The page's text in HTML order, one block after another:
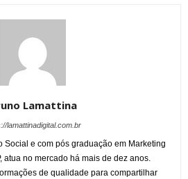
Lamattina
lamattinadigital.com.br
Social e com pós graduação em Marketing
atua no mercado há mais de dez anos.
de qualidade para compartilhar